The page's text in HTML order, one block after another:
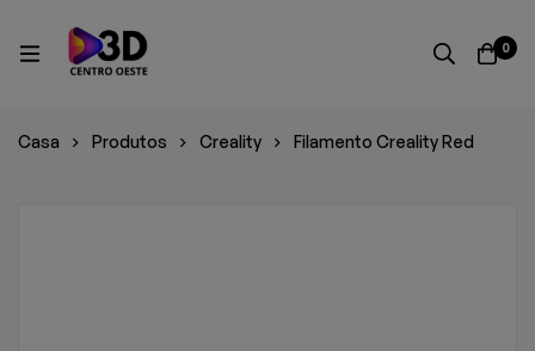
0
Casa Produtos Creality Filamento Creality Red